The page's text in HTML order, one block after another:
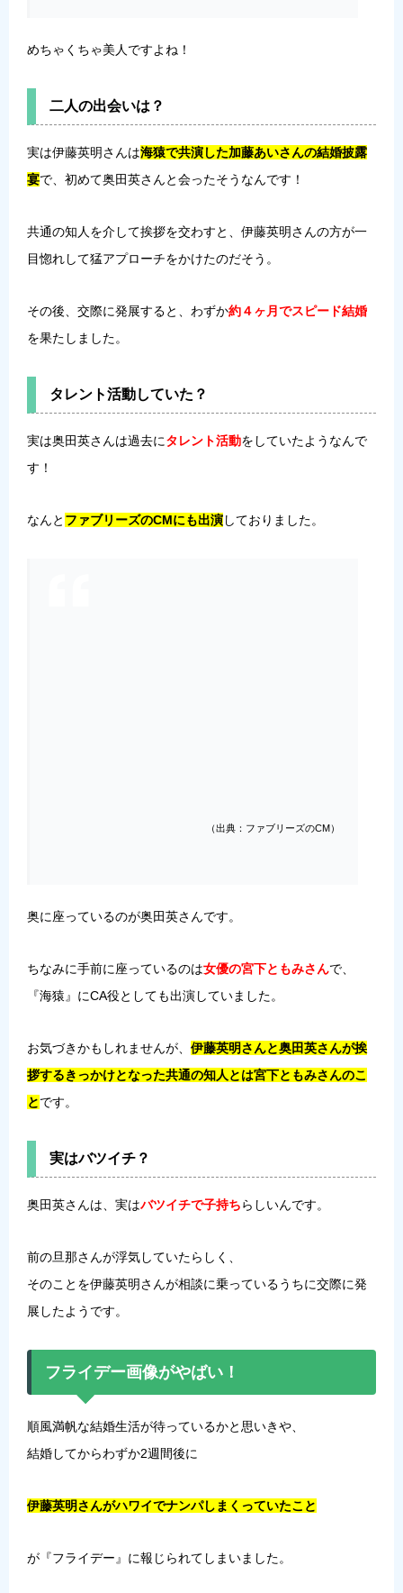
めちゃくちゃ美人ですよね！
二人の出会いは？
実は伊藤英明さんは海猿で共演した加藤あいさんの結婚披露
宴で、初めて奥田英さんと会ったそうなんです！
共通の知人を介して挨拶を交わすと、伊藤英明さんの方が一
目惚れして猛アプローチをかけたのだそう。
その後、交際に発展すると、わずか約４ヶ月でスピード結婚
を果たしました。
タレント活動していた？
実は奥田英さんは過去にタレント活動をしていたようなんで
す！
なんと ファブリーズのCMにも出演しておりました。
（出典：ファブリーズのCM）
奥に座っているのが奥田英さんです。
ちなみに手前に座っているのは女優の宮下ともみさんで、
『海猿』にCA役としても出演していました。
お気づきかもしれませんが、 伊藤英明さんと奥田英さんが挨
拶するきっかけとなった共通の知人とは宮下ともみさんのこ
とです。
実はバツイチ？
奥田英さんは、実はバツイチで子持ちらしいんです。
前の旦那さんが浮気していたらしく、
そのことを伊藤英明さんが相談に乗っているうちに交際に発
展したようです。
フライデー画像がやばい！
順風満帆な結婚生活が待っているかと思いきや、
結婚してからわずか2週間後に
伊藤英明さんがハワイでナンパしまくっていたこと
が『フライデー』に報じられてしまいました。